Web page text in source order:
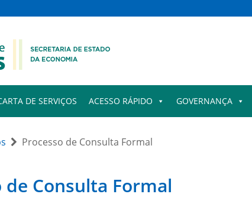
DE SERVIÇOS ACESSO RÁPIDO GOVERNANÇA
Processo de Consulta Formal
de Consulta Formal